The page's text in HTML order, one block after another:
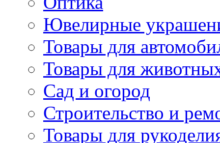
Ювелирные
Товары для
Товары для
Сад и огород
Строительство и
Товары для